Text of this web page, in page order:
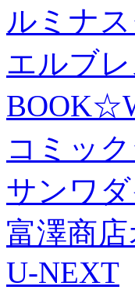
ルミナ
エルブ
コミッ
サンワ
富澤商
U-NEXT